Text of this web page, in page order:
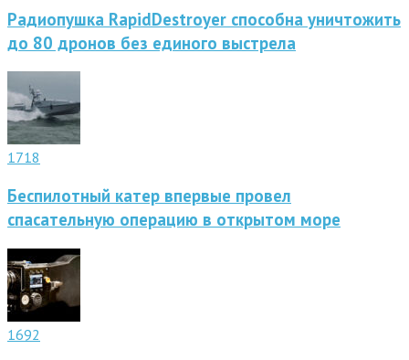
Радиопушка RapidDestroyer способна уничтожить
до 80 дронов без единого выстрела
1718
Беспилотный катер впервые провел
спасательную операцию в открытом море
1692